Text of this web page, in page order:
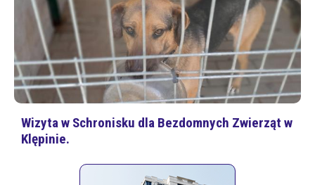
Wizyta w Schronisku dla Bezdomnych Zwierząt w
Klępinie.